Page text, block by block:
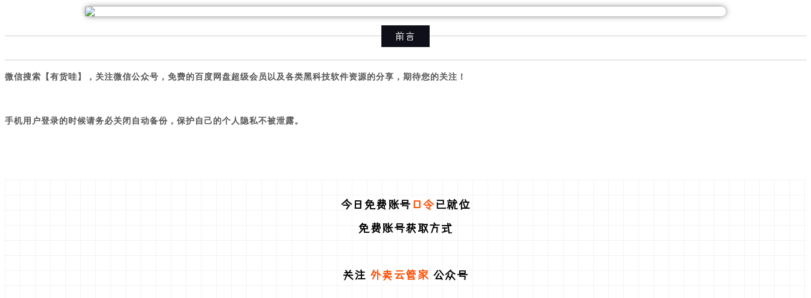
前言
微信搜索【有货哇】，关注微信公众号，免费的百度网盘超级会员以及各类黑科技软件资源的分享，期待您的关注！
手机用户登录的时候请务必关闭自动备份，保护自己的个人隐私不被泄露。
今日免费账号 口令已就位
免费账号获取方式
关注 外卖云管家 公众号